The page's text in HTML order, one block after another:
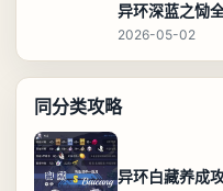
异环深蓝之恸
2026-05-02
同分类攻略